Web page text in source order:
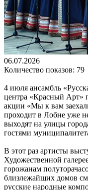
06.07.2026
Количество показов: 79
4 июля ансамбль
центра «Красный Арт»
акции «Мы к вам
проходит в Лобне уже
выходят на улицы
гостями
В этот раз артисты
Художественной
горожанам
близлежайщих домов
русские народные